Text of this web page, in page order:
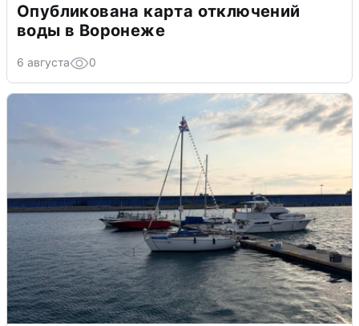
Опубликована карта отключений
воды в Воронеже
6 августа 0